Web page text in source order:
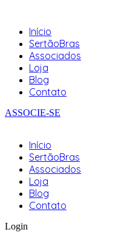
Início
SertãoBras
Associados
Loja
Blog
Contato
ASSOCIE-SE
Início
SertãoBras
Associados
Loja
Blog
Contato
Login